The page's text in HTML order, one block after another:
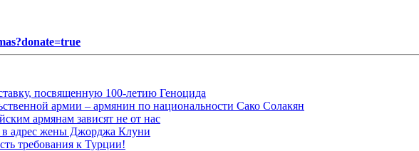
посвященную 100-летию Геноцида
армии – армянин по национальности Сако Солакян
армянам зависят не от нас
в адрес жены Джорджа Клуни
требования к Турции!